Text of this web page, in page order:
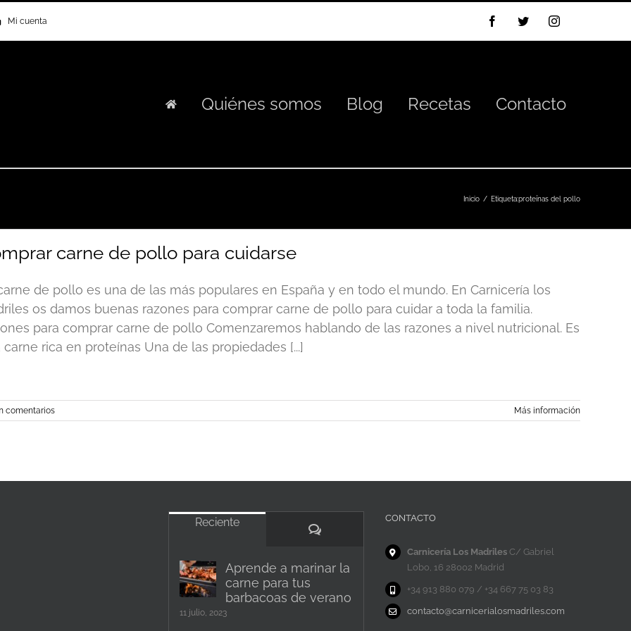
Mi cuenta FacebookTwitterInstagram
Quiénes somos Blog Recetas Contacto
Inicio Etiqueta:proteínas del pollo
carne de pollo para cuidarse
de pollo es una de las más populares en España y en todo el mundo. En Carnicería los
os damos buenas razones para comprar carne de pollo para cuidar a toda la familia.
para comprar carne de pollo Comenzaremos hablando de las razones a nivel nutricional. Es
carne rica en proteínas Una de las propiedades [...]
comentarios Más información
Reciente
Comentarios
Aprende a marinar la
carne para tus
barbacoas de verano
11 julio, 2023
CONTACTO
Carnicería Los MadrilesC/ Gabriel
Lobo, 16 28002 Madrid
+34 913 880 079 / +34 667 75 03 83
contacto@carnicerialosmadriles.com